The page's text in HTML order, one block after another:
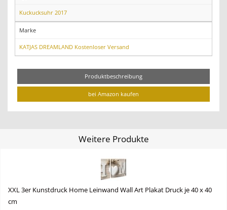
Kuckucksuhr 2017
Marke
KATJAS DREAMLAND Kostenloser Versand
Produktbeschreibung
bei Amazon kaufen
Weitere Produkte
XXL 3er Kunstdruck Home Leinwand Wall Art Plakat Druck je 40 x 40
cm